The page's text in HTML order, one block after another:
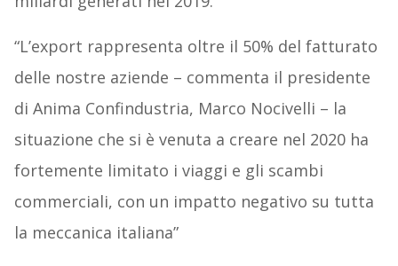
“L’export rappresenta oltre il 50% del fatturato
delle nostre aziende – commenta il presidente
di Anima Confindustria, Marco Nocivelli – la
situazione che si è venuta a creare nel 2020 ha
fortemente limitato i viaggi e gli scambi
commerciali, con un impatto negativo su tutta
la meccanica italiana”